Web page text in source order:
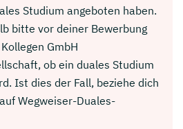
Studium angeboten haben.
bitte vor deiner Bewerbung
GmbH
ob ein duales Studium
Ist dies der Fall, beziehe dich
Wegweiser-Duales-